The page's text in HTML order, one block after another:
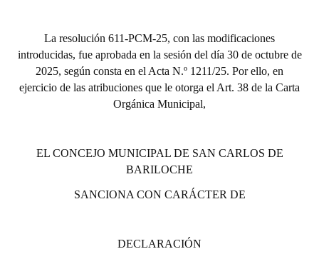
Bariloche, Municipio intercultural
Entrega de distinciones
REFORMA DE LA CARTA ORGÁNICA
La resolución 611-PCM-25, con las modificaciones
introducidas, fue aprobada en la sesión del día 30 de octubre de
2025, según consta en el Acta N.º 1211/25. Por ello, en
ejercicio de las atribuciones que le otorga el Art. 38 de la Carta
Orgánica Municipal,
EL CONCEJO MUNICIPAL DE SAN CARLOS DE
BARILOCHE
SANCIONA CON CARÁCTER DE
DECLARACIÓN